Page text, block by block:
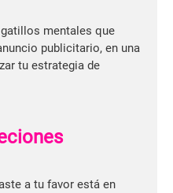
mentales que
publicitario, en una
tu estrategia de
a tu favor está en